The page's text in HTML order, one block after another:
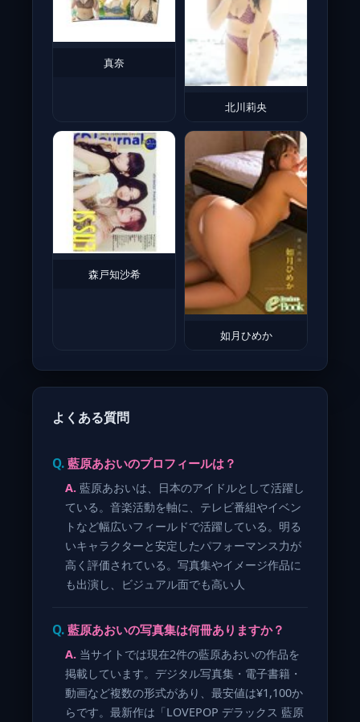
真奈
北川莉央
森戸知沙希
如月ひめか
よくある質問
藍原あおいのプロフィールは？
藍原あおいは、日本のアイドルとして活躍し
ている。音楽活動を軸に、テレビ番組やイベン
トなど幅広いフィールドで活躍している。明る
いキャラクターと安定したパフォーマンス力が
高く評価されている。写真集やイメージ作品に
も出演し、ビジュアル面でも高い人
藍原あおいの写真集は何冊ありますか？
当サイトでは現在2件の藍原あおいの作品を
掲載しています。デジタル写真集・電子書籍・
動画など複数の形式があり、最安値は¥1,100か
らです。最新作は「LOVEPOP デラックス 藍原